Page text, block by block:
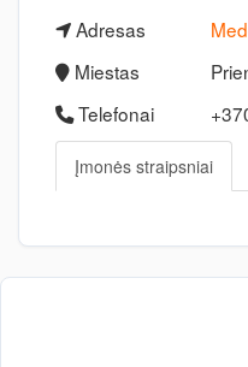
Adresas
Miestas
Telefonai
Įmonės straipsniai